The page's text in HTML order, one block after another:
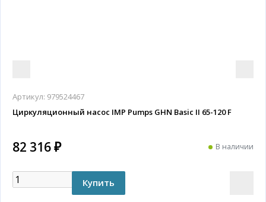
Артикул: 979524467
Циркуляционный насос IMP Pumps GHN Basic II 65-120 F
82 316 ₽ В наличии